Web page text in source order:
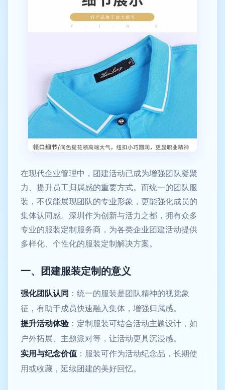
在现代企业管理中，团建活动已成为增强团队凝聚
力、提升员工归属感的重要方式。而统一的团队服
装，不仅能展现团队的专业形象，更能强化成员的
集体认同感。深圳作为创新与活力之都，拥有众多
专业的服装定制服务商，为各类企业团建活动提供
多样化、个性化的服装定制解决方案。
一、团建服装定制的意义
强化团队认同 ：统一的服装是团队精神的视觉象
征，有助于成员快速融入集体，增强归属感。
提升活动体验 ：定制服装可结合活动主题设计，如
户外拓展、主题派对等，让活动更具沉浸感。
实用与纪念价值 ：服装可作为活动纪念品，长期使
用或收藏，延续团建的美好回忆。